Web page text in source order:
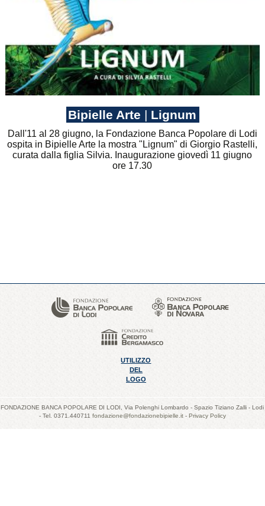
Bipielle Arte | Lignum
Dall'11 al 28 giugno, la Fondazione Banca Popolare di Lodi
ospita in Bipielle Arte la mostra "Lignum" di Giorgio Rastelli,
curata dalla figlia Silvia. Inaugurazione giovedì 11 giugno
ore 17.30
UTILIZZO
DEL
LOGO
FONDAZIONE BANCA POPOLARE DI LODI, Via Polenghi Lombardo - Spazio Tiziano Zalli - Lodi
- Tel. 0371.440711 fondazione@fondazionebipielle.it - Privacy Policy